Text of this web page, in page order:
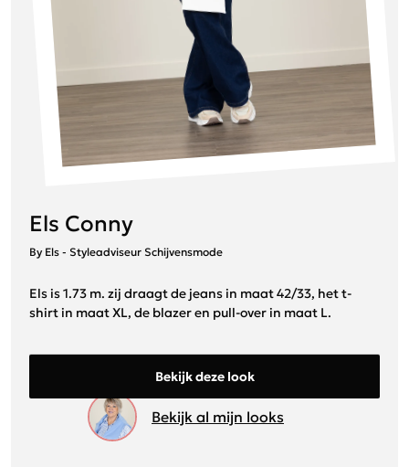
Els Conny
By Els - Styleadviseur Schijvensmode
Els is 1.73 m. zij draagt de jeans in maat 42/33, het t-
shirt in maat XL, de blazer en pull-over in maat L.
Bekijk deze look
Bekijk al mijn looks